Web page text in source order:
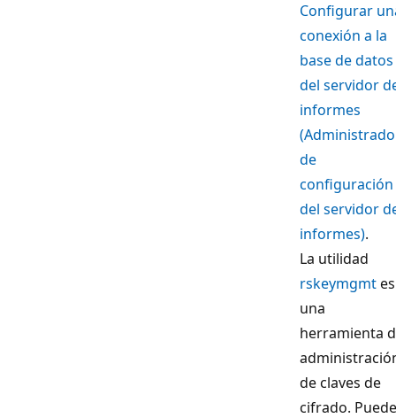
Configurar
conexión a la
base de datos
del servidor
informes
de
configuración
del servidor
informes).
La utilidad
rskeymgmtes
una
herramienta
de claves de
cifrado. Puede